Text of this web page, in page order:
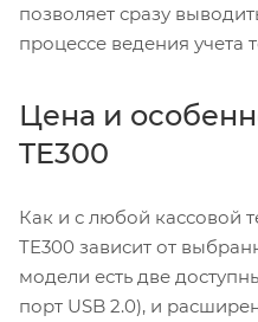
позволяет сразу
процессе ведения учета
Цена и
TE300
Как и с любой кассовой
TE300 зависит от
модели есть две
порт USB 2.0), и